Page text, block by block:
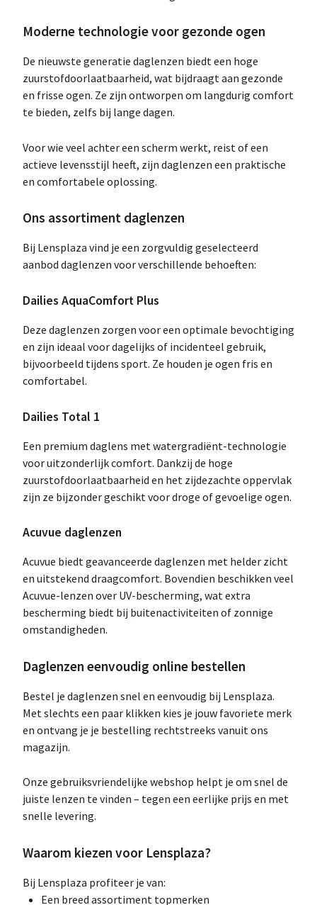
Moderne technologie voor gezonde ogen
De nieuwste generatie daglenzen biedt een hoge
zuurstofdoorlaatbaarheid, wat bijdraagt aan gezonde
en frisse ogen. Ze zijn ontworpen om langdurig comfort
te bieden, zelfs bij lange dagen.
Voor wie veel achter een scherm werkt, reist of een
actieve levensstijl heeft, zijn daglenzen een praktische
en comfortabele oplossing.
Ons assortiment daglenzen
Bij Lensplaza vind je een zorgvuldig geselecteerd
aanbod daglenzen voor verschillende behoeften:
Dailies AquaComfort Plus
Deze daglenzen zorgen voor een optimale bevochtiging
en zijn ideaal voor dagelijks of incidenteel gebruik,
bijvoorbeeld tijdens sport. Ze houden je ogen fris en
comfortabel.
Dailies Total 1
Een premium daglens met watergradiënt-technologie
voor uitzonderlijk comfort. Dankzij de hoge
zuurstofdoorlaatbaarheid en het zijdezachte oppervlak
zijn ze bijzonder geschikt voor droge of gevoelige ogen.
Acuvue daglenzen
Acuvue biedt geavanceerde daglenzen met helder zicht
en uitstekend draagcomfort. Bovendien beschikken veel
Acuvue-lenzen over UV-bescherming, wat extra
bescherming biedt bij buitenactiviteiten of zonnige
omstandigheden.
Daglenzen eenvoudig online bestellen
Bestel je daglenzen snel en eenvoudig bij Lensplaza.
Met slechts een paar klikken kies je jouw favoriete merk
en ontvang je je bestelling rechtstreeks vanuit ons
magazijn.
Onze gebruiksvriendelijke webshop helpt je om snel de
juiste lenzen te vinden – tegen een eerlijke prijs en met
snelle levering.
Waarom kiezen voor Lensplaza?
Bij Lensplaza profiteer je van:
Een breed assortiment topmerken